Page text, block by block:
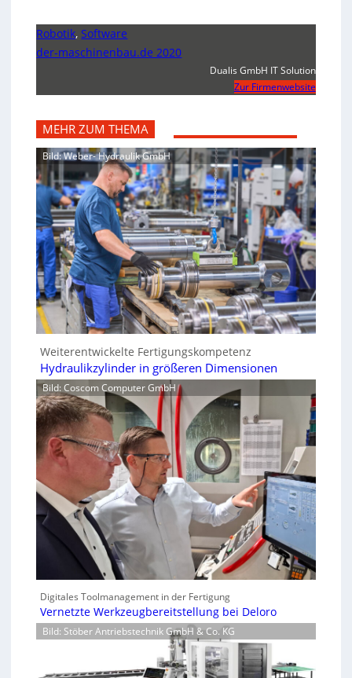
Robotik,Software
der-maschinenbau.de 2020
Dualis GmbH IT Solution
Zur Firmenwebsite
MEHR ZUM THEMA
Bild: Weber- Hydraulik GmbH
Weiterentwickelte Fertigungskompetenz
Hydraulikzylinder in größeren Dimensionen
Bild: Coscom Computer GmbH
Digitales Toolmanagement in der Fertigung
Vernetzte Werkzeugbereitstellung bei Deloro
Bild: Stöber Antriebstechnik GmbH & Co. KG